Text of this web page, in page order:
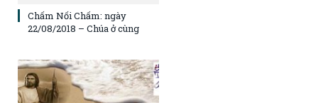
Chấm Nối Chấm: ngày
22/08/2018 – Chúa ở cùng